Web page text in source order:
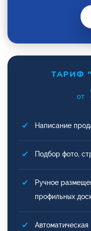
ТАРИФ
от
Написание
Подбор фото,
Ручное
профильных